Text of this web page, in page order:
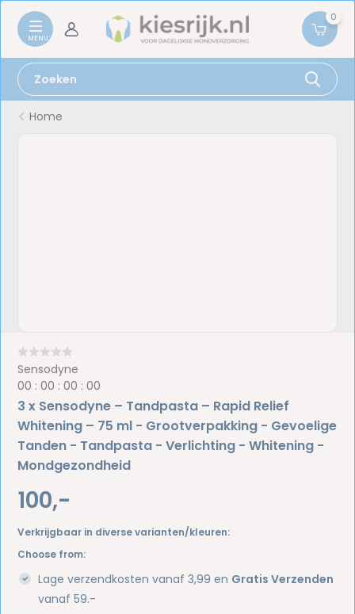
0
Home
Sensodyne
00 :00 :00 :00
3 x Sensodyne – Tandpasta – Rapid Relief
Whitening – 75 ml - Grootverpakking - Gevoelige
Tanden - Tandpasta - Verlichting - Whitening -
Mondgezondheid
100,-
Verkrijgbaar in diverse varianten/kleuren:
Choose from:
Lage verzendkosten vanaf 3,99 en Gratis Verzenden
vanaf 59.-